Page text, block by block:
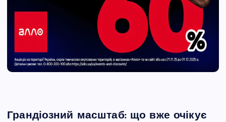
Грандіозний масштаб: що вже очікує